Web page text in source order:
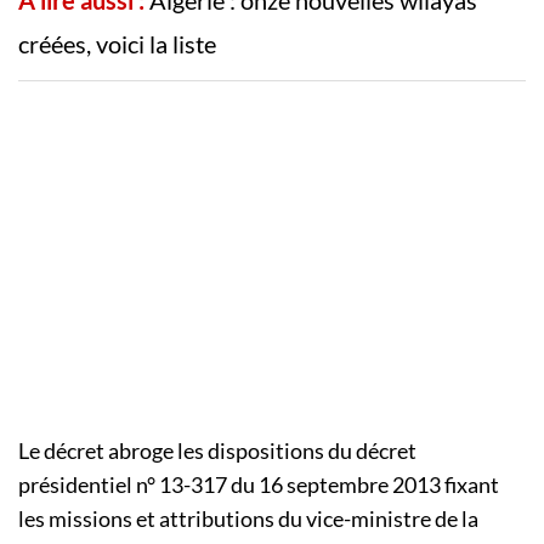
créées, voici la liste
Le décret abroge les dispositions du décret
présidentiel n° 13-317 du 16 septembre 2013 fixant
les missions et attributions du vice-ministre de la